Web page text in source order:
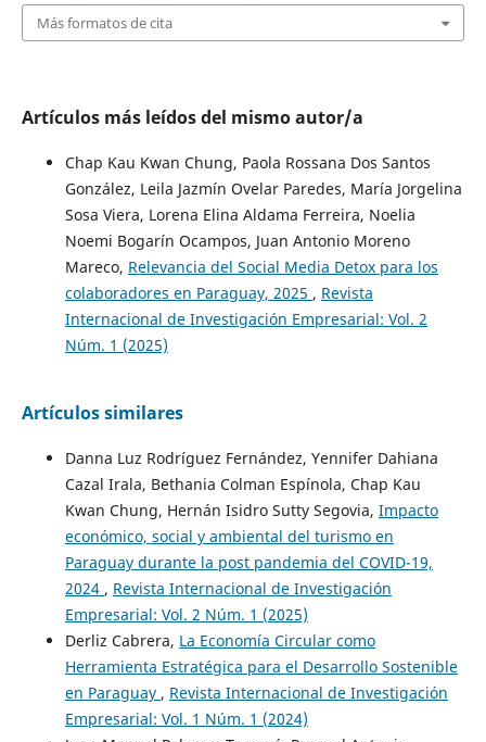
Más formatos de cita
Artículos más leídos del mismo autor/a
Chap Kau Kwan Chung, Paola Rossana Dos Santos
González, Leila Jazmín Ovelar Paredes, María Jorgelina
Sosa Viera, Lorena Elina Aldama Ferreira, Noelia
Noemi Bogarín Ocampos, Juan Antonio Moreno
Mareco, Relevancia del Social Media Detox para los
colaboradores en Paraguay, 2025 , Revista
Internacional de Investigación Empresarial: Vol. 2
Núm. 1 (2025)
Artículos similares
Danna Luz Rodríguez Fernández, Yennifer Dahiana
Cazal Irala, Bethania Colman Espínola, Chap Kau
Kwan Chung, Hernán Isidro Sutty Segovia, Impacto
económico, social y ambiental del turismo en
Paraguay durante la post pandemia del COVID-19,
2024 , Revista Internacional de Investigación
Empresarial: Vol. 2 Núm. 1 (2025)
Derliz Cabrera, La Economía Circular como
Herramienta Estratégica para el Desarrollo Sostenible
en Paraguay , Revista Internacional de Investigación
Empresarial: Vol. 1 Núm. 1 (2024)